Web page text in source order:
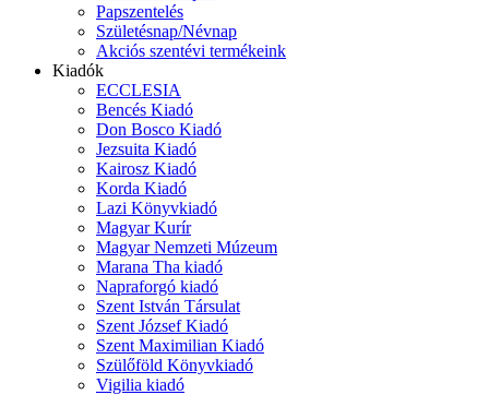
Papszentelés
Születésnap/Névnap
Akciós szentévi termékeink
Kiadók
ECCLESIA
Bencés Kiadó
Don Bosco Kiadó
Jezsuita Kiadó
Kairosz Kiadó
Korda Kiadó
Lazi Könyvkiadó
Magyar Kurír
Magyar Nemzeti Múzeum
Marana Tha kiadó
Napraforgó kiadó
Szent István Társulat
Szent József Kiadó
Szent Maximilian Kiadó
Szülőföld Könyvkiadó
Vigilia kiadó